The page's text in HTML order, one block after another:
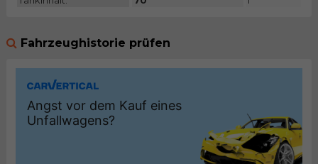
Fahrzeughistorie prüfen